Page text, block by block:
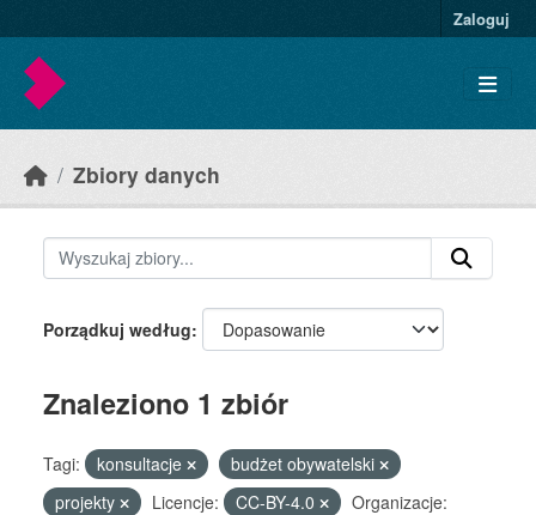
Zaloguj
Zbiory danych
Porządkuj według
Znaleziono 1 zbiór
Tagi: konsultacje
budżet obywatelski
projekty
Licencje: CC-BY-4.0
Organizacje: